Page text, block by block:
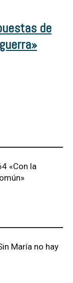
de
«Con la
María no hay